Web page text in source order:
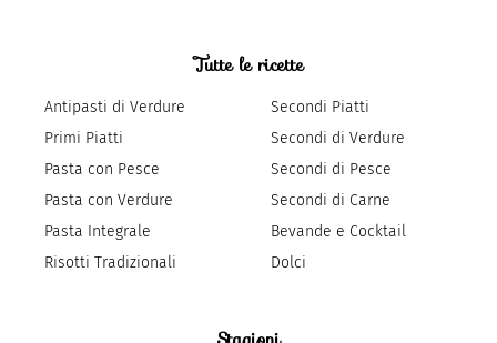
Tutte le ricette
Antipasti di Verdure
Primi Piatti
Pasta con Pesce
Pasta con Verdure
Pasta Integrale
Risotti Tradizionali
Secondi Piatti
Secondi di Verdure
Secondi di Pesce
Secondi di Carne
Bevande e Cocktail
Dolci